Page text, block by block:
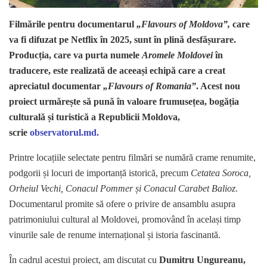
Filmările pentru documentarul „Flavours of Moldova”, care
va fi difuzat pe Netflix în 2025, sunt în plină desfășurare.
Producția, care va purta numele Aromele Moldoveiîn
traducere, este realizată de aceeași echipă care a creat
apreciatul documentar „Flavours of Romania”. Acest nou
proiect urmărește să pună în valoare frumusețea, bogăția
culturală și turistică a Republicii Moldova,
scrie observatorul.md.
Printre locațiile selectate pentru filmări se numără crame renumite,
podgorii și locuri de importanță istorică, precum Cetatea Soroca,
Orheiul Vechi, Conacul Pommer și Conacul Carabet Balioz.
Documentarul promite să ofere o privire de ansamblu asupra
patrimoniului cultural al Moldovei, promovând în același timp
vinurile sale de renume internațional și istoria fascinantă.
În cadrul acestui proiect, am discutat cu Dumitru Ungureanu,